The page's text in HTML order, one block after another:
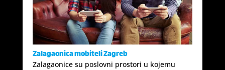
Zalagaonica mobiteli Zagreb
Zalagaonice su poslovni prostori u kojemu